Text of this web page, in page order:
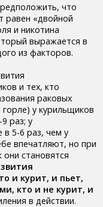
что
равен «двойной
и никотина
выражается в
из факторов.
и тех, кто
раковых
горле) у курильщиков
раз; у
5-6 раз, чем у
впечатляют, но при
становятся
и курит, и пьет,
кто и не курит, и
в действии.